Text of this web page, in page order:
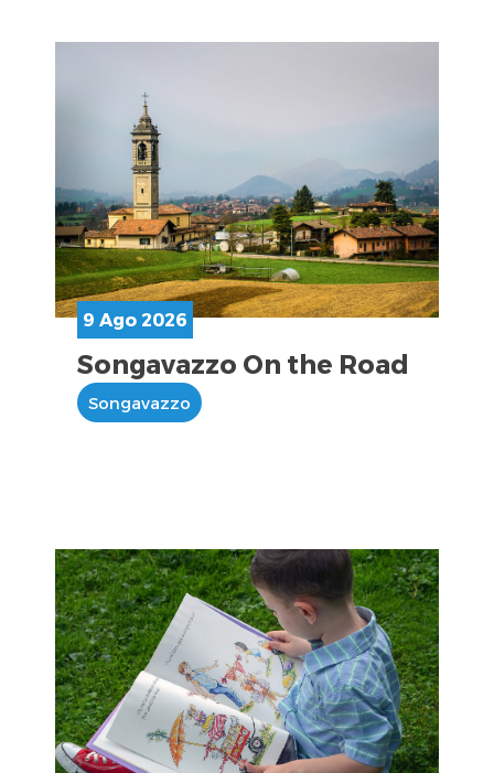
9 Ago 2026
Songavazzo On the Road
Songavazzo